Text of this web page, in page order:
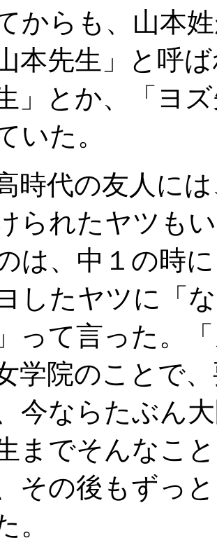
からも、山本
本先生」と呼
」とか、「ヨ
いた。
時代の友人に
られたヤツも
は、中１の時
したヤツに「
って言った。
学院のことで
今ならたぶん
までそんなこ
その後もずっ
。